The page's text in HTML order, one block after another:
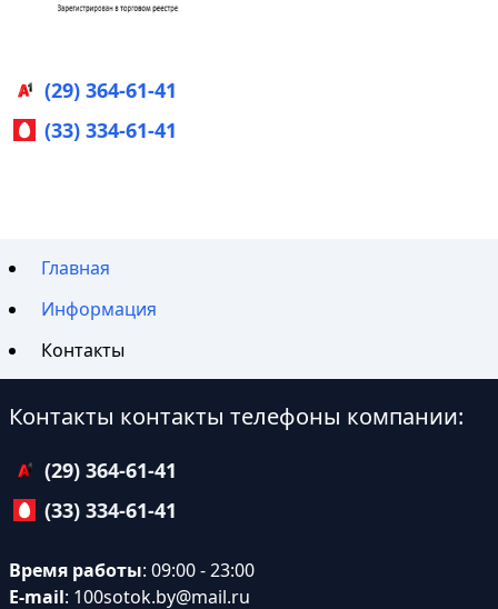
(29) 364-61-41
(33) 334-61-41
Главная
Информация
Контакты
Контакты контакты телефоны компании:
(29) 364-61-41
(33) 334-61-41
Время работы: 09:00 - 23:00
E-mail: 100sotok.by@mail.ru